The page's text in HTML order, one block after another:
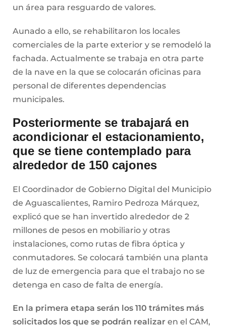
un área para resguardo de valores.
Aunado a ello, se rehabilitaron los locales
comerciales de la parte exterior y se remodeló la
fachada. Actualmente se trabaja en otra parte
de la nave en la que se colocarán oficinas para
personal de diferentes dependencias
municipales.
Posteriormente se trabajará en
acondicionar el estacionamiento,
que se tiene contemplado para
alrededor de 150 cajones
El Coordinador de Gobierno Digital del Municipio
de Aguascalientes, Ramiro Pedroza Márquez,
explicó que se han invertido alrededor de 2
millones de pesos en mobiliario y otras
instalaciones, como rutas de fibra óptica y
conmutadores. Se colocará también una planta
de luz de emergencia para que el trabajo no se
detenga en caso de falta de energía.
En la primera etapa serán los 110 trámites más
solicitados los que se podrán realizar en el CAM,